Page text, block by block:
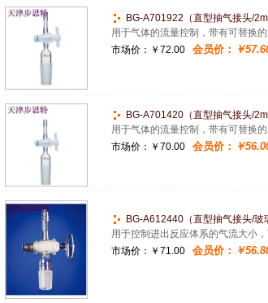
BG-A701922（直型抽气接头/
用于气体的流量控制，带有可替换
市场价： ￥72.00 会员价： ￥
BG-A701420（直型抽气接头/
用于气体的流量控制，带有可替换
市场价： ￥70.00 会员价： ￥
BG-A612440（直型抽气接头/玻
用于控制进出反应体系的气流大小
市场价： ￥71.00 会员价： ￥